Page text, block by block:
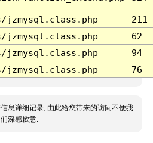
jzmysql.class.php
211
jzmysql.class.php
62
jzmysql.class.php
94
jzmysql.class.php 76
息详细记录, 由此给您带来的访问不便我
们深感歉意.